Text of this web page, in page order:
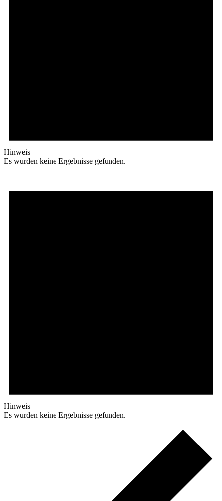
Hinweis
Es wurden keine Ergebnisse gefunden.
Hinweis
Es wurden keine Ergebnisse gefunden.